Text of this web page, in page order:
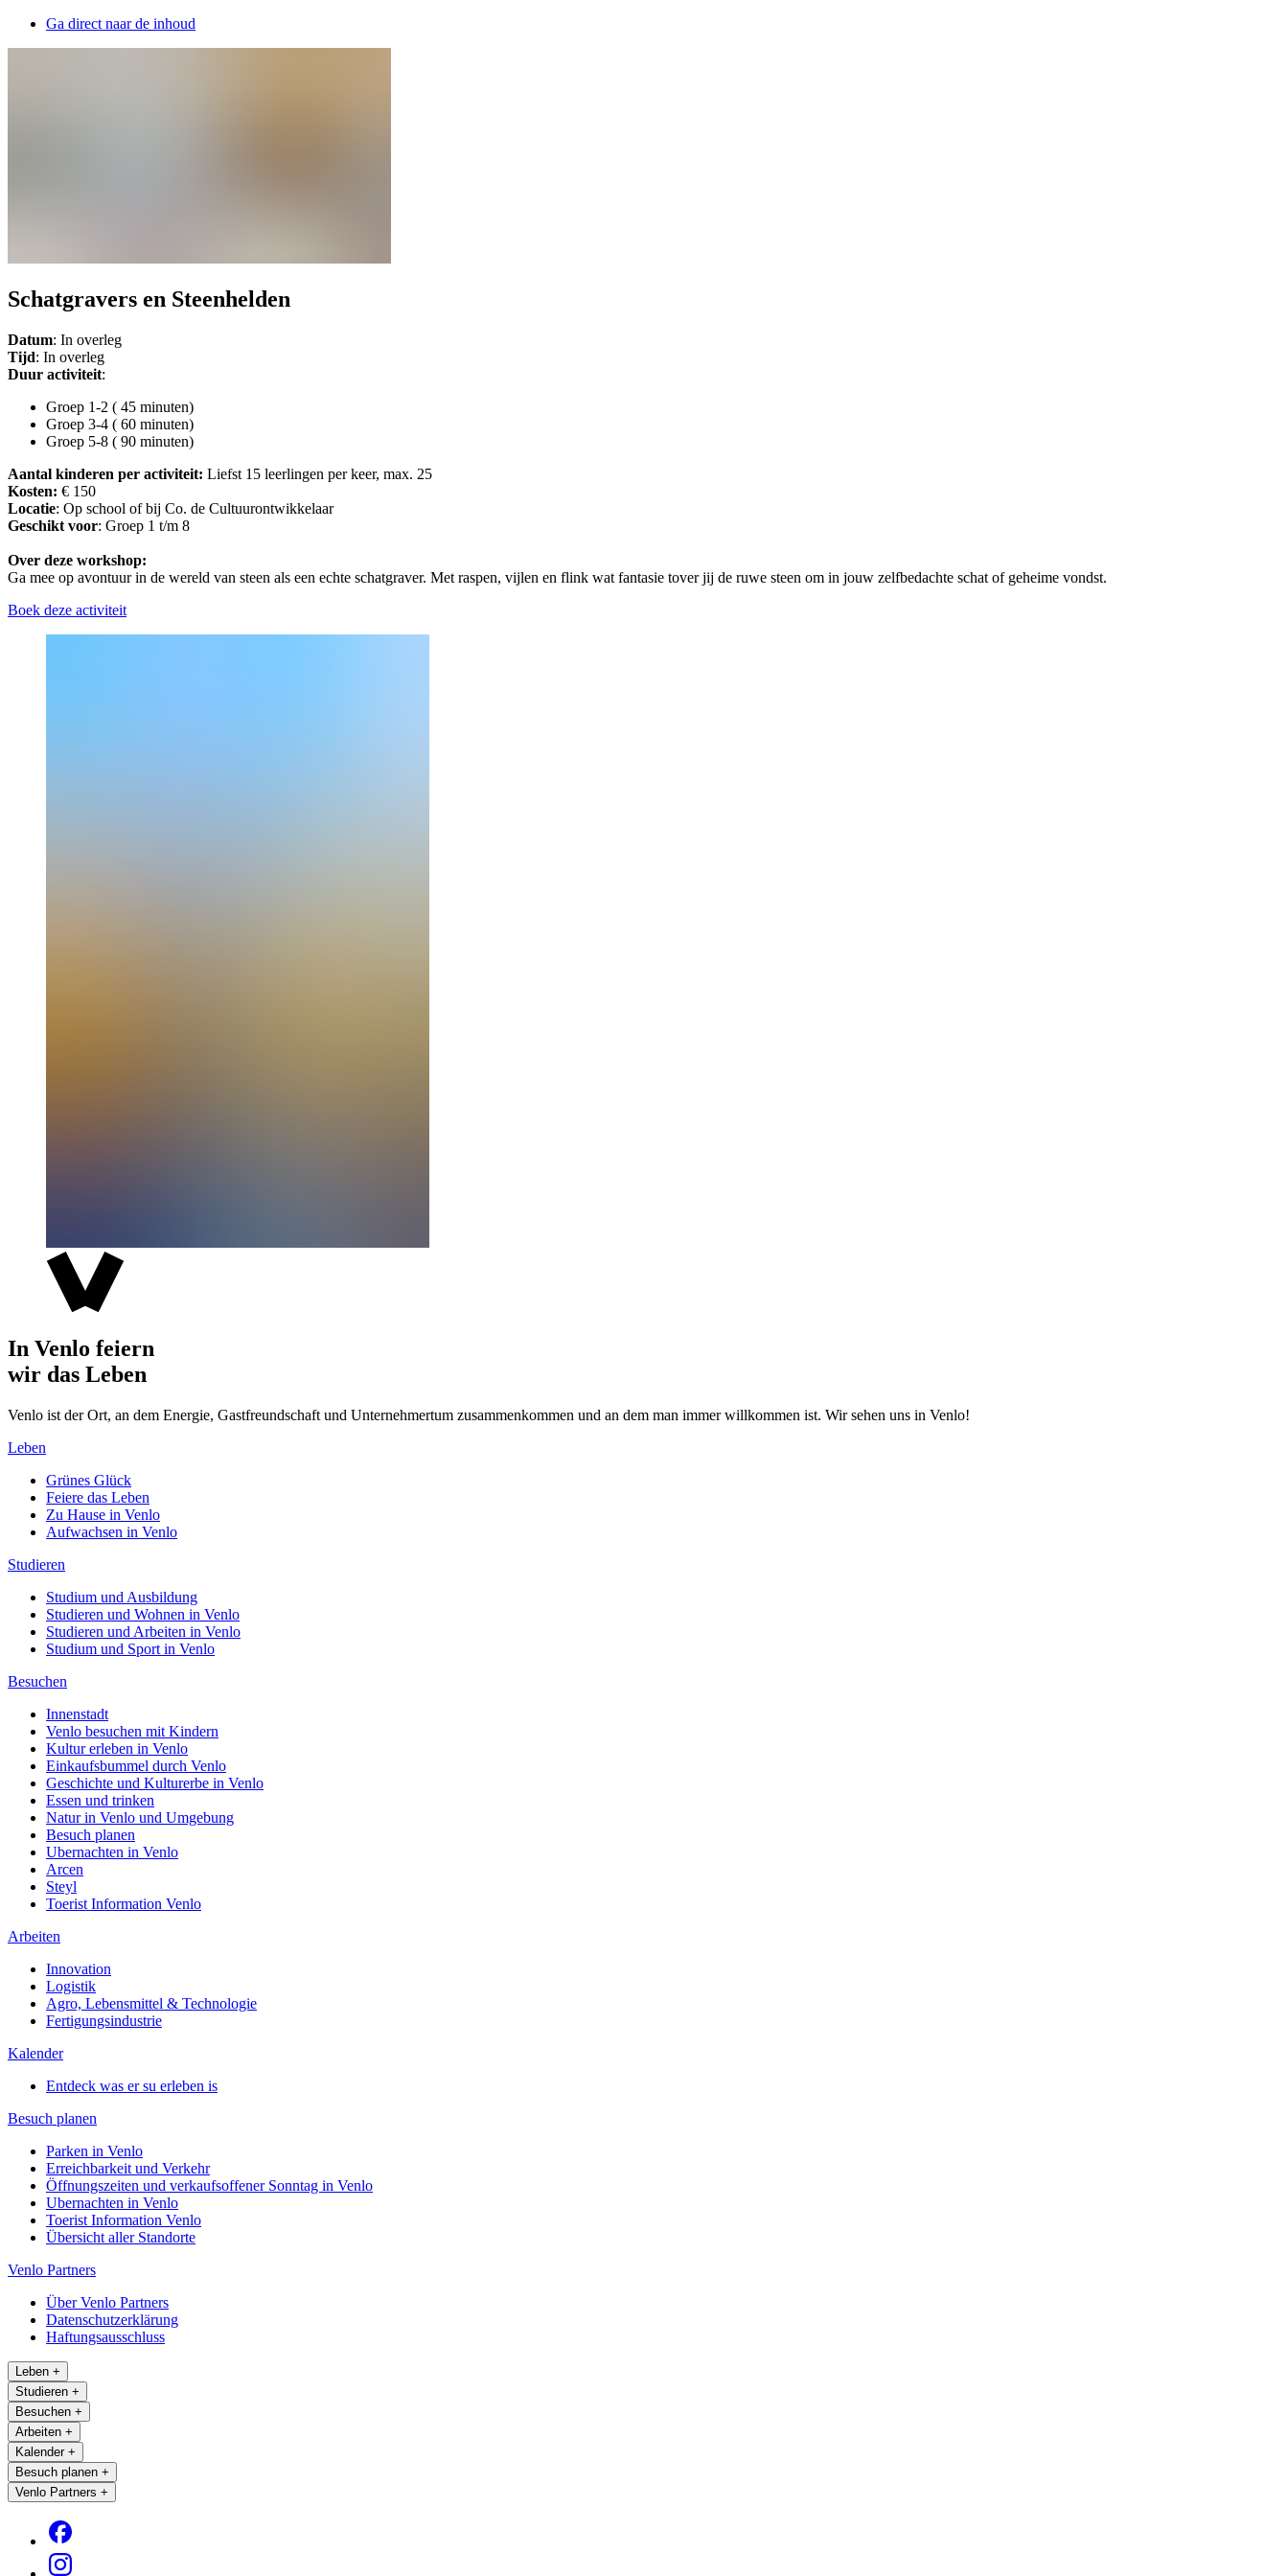
Ga direct naar de inhoud
Schatgravers en Steenhelden
Datum: In overleg
Tijd: In overleg
Duur activiteit:
Groep 1-2 ( 45 minuten)
Groep 3-4 ( 60 minuten)
Groep 5-8 ( 90 minuten)
Aantal kinderen per activiteit: Liefst 15 leerlingen per keer, max. 25
Kosten: € 150
Locatie: Op school of bij Co. de Cultuurontwikkelaar
Geschikt voor: Groep 1 t/m 8
Over deze workshop:
Ga mee op avontuur in de wereld van steen als een echte schatgraver. Met raspen, vijlen en flink wat fantasie tover jij de ruwe steen om in jouw zelfbedachte schat of geheime vondst.
Boek deze activiteit
In Venlo feiern
wir das Leben
Venlo ist der Ort, an dem Energie, Gastfreundschaft und Unternehmertum zusammenkommen und an dem man immer willkommen ist. Wir sehen uns in Venlo!
Leben
Grünes Glück
Feiere das Leben
Zu Hause in Venlo
Aufwachsen in Venlo
Studieren
Studium und Ausbildung
Studieren und Wohnen in Venlo
Studieren und Arbeiten in Venlo
Studium und Sport in Venlo
Besuchen
Innenstadt
Venlo besuchen mit Kindern
Kultur erleben in Venlo
Einkaufsbummel durch Venlo
Geschichte und Kulturerbe in Venlo
Essen und trinken
Natur in Venlo und Umgebung
Besuch planen
Ubernachten in Venlo
Arcen
Steyl
Toerist Information Venlo
Arbeiten
Innovation
Logistik
Agro, Lebensmittel & Technologie
Fertigungsindustrie
Kalender
Entdeck was er su erleben is
Besuch planen
Parken in Venlo
Erreichbarkeit und Verkehr
Öffnungszeiten und verkaufsoffener Sonntag in Venlo
Ubernachten in Venlo
Toerist Information Venlo
Übersicht aller Standorte
Venlo Partners
Über Venlo Partners
Datenschutzerklärung
Haftungsausschluss
Leben +
Studieren +
Besuchen +
Arbeiten +
Kalender +
Besuch planen +
Venlo Partners +